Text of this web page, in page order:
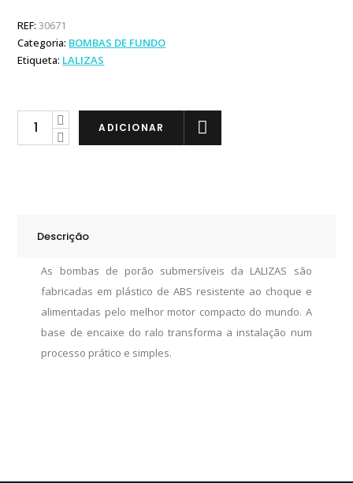
REF:30671
Categoria: BOMBAS DE FUNDO
Etiqueta: LALIZAS
Lalizas
ADICIONAR
Descrição
As bombas de porão submersíveis da LALIZAS são
fabricadas em plástico de ABS resistente ao choque e
alimentadas pelo melhor motor compacto do mundo. A
base de encaixe do ralo transforma a instalação num
processo prático e simples.